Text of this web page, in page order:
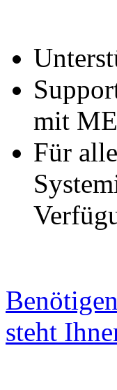
mit
Für
steht